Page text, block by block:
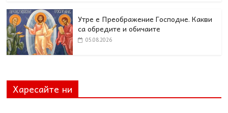
Утре е Преображение Господне. Какви
са обредите и обичаите
05.08.2026
Харесайте ни